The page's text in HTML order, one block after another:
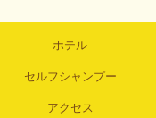
ホテル
セルフシャンプー
アクセス